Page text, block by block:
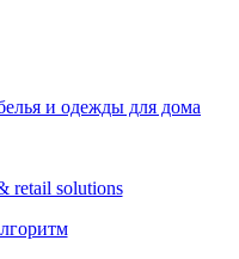
и одежды для дома
retail solutions